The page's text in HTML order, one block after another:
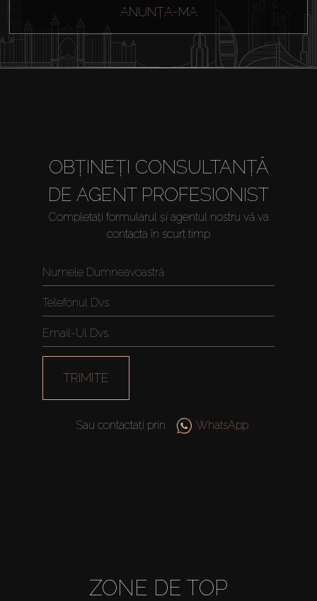
Vânzare
About Us
ANUNȚA-MA
OBȚINEȚI CONSULTANȚĂ
DE AGENT PROFESIONIST
Completați formularul și agentul nostru vă va
contacta în scurt timp
TRIMITE
Sau contactați prin WhatsApp
ZONE DE TOP